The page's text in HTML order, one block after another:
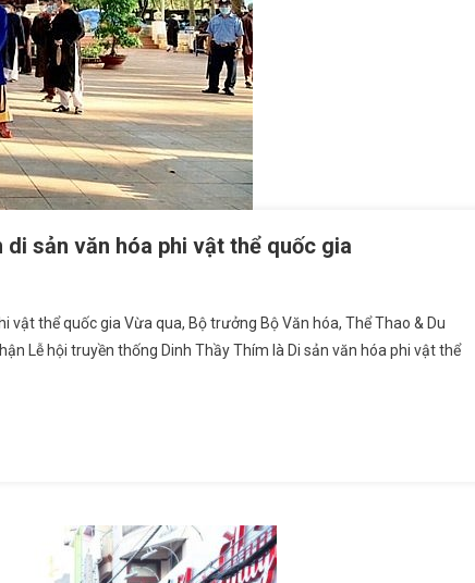
sản văn hóa phi vật thể quốc gia
vật thể quốc gia Vừa qua, Bộ trưởng Bộ Văn hóa, Thể Thao & Du
Lễ hội truyền thống Dinh Thầy Thím là Di sản văn hóa phi vật thể